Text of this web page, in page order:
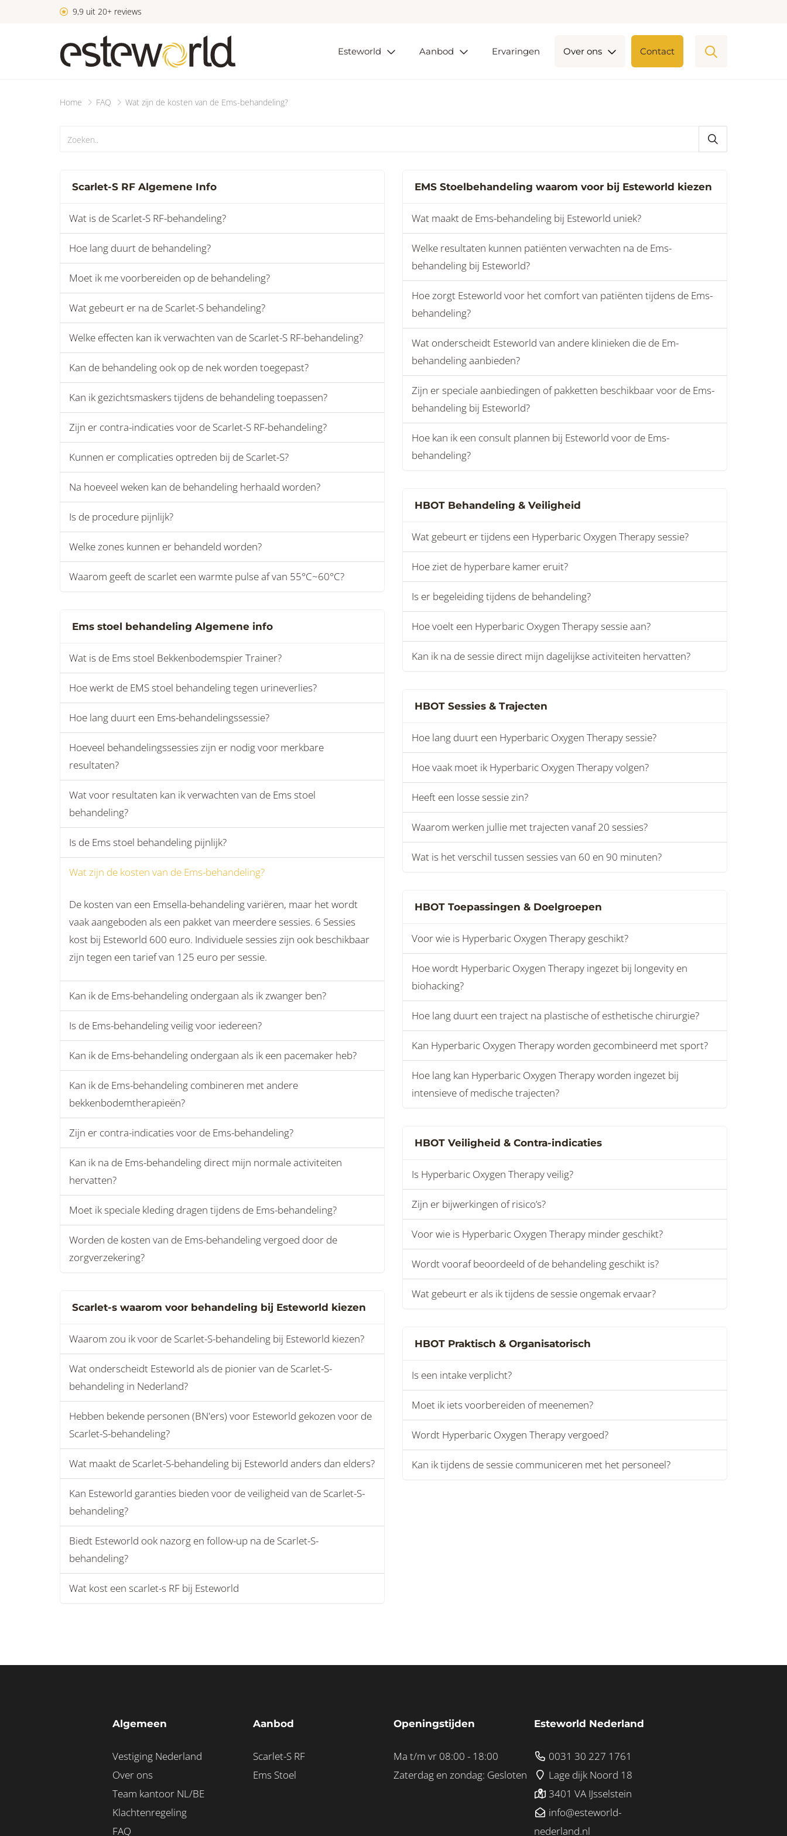
Home FAQ Wat zijn de kosten van de Ems-behandeling?
Scarlet-S RF Algemene Info
Wat is de Scarlet-S RF-behandeling?
Hoe lang duurt de behandeling?
Moet ik me voorbereiden op de behandeling?
Wat gebeurt er na de Scarlet-S behandeling?
Welke effecten kan ik verwachten van de Scarlet-S RF-behandeling?
Kan de behandeling ook op de nek worden toegepast?
Kan ik gezichtsmaskers tijdens de behandeling toepassen?
Zijn er contra-indicaties voor de Scarlet-S RF-behandeling?
Kunnen er complicaties optreden bij de Scarlet-S?
Na hoeveel weken kan de behandeling herhaald worden?
Is de procedure pijnlijk?
Welke zones kunnen er behandeld worden?
Waarom geeft de scarlet een warmte pulse af van 55°C~60°C?
Ems stoel behandeling Algemene info
Wat is de Ems stoel Bekkenbodemspier Trainer?
Hoe werkt de EMS stoel behandeling tegen urineverlies?
Hoe lang duurt een Ems-behandelingssessie?
Hoeveel behandelingssessies zijn er nodig voor merkbare
resultaten?
Wat voor resultaten kan ik verwachten van de Ems stoel
behandeling?
Is de Ems stoel behandeling pijnlijk?
Wat zijn de kosten van de Ems-behandeling?
De kosten van een Emsella-behandeling variëren, maar het wordt
vaak aangeboden als een pakket van meerdere sessies. 6 Sessies
kost bij Esteworld 600 euro. Individuele sessies zijn ook beschikbaar
zijn tegen een tarief van 125 euro per sessie.
Kan ik de Ems-behandeling ondergaan als ik zwanger ben?
Is de Ems-behandeling veilig voor iedereen?
Kan ik de Ems-behandeling ondergaan als ik een pacemaker heb?
Kan ik de Ems-behandeling combineren met andere
bekkenbodemtherapieën?
Zijn er contra-indicaties voor de Ems-behandeling?
Kan ik na de Ems-behandeling direct mijn normale activiteiten
hervatten?
Moet ik speciale kleding dragen tijdens de Ems-behandeling?
Worden de kosten van de Ems-behandeling vergoed door de
zorgverzekering?
Scarlet-s waarom voor behandeling bij Esteworld kiezen
Waarom zou ik voor de Scarlet-S-behandeling bij Esteworld kiezen?
Wat onderscheidt Esteworld als de pionier van de Scarlet-S-
behandeling in Nederland?
Hebben bekende personen (BN'ers) voor Esteworld gekozen voor de
Scarlet-S-behandeling?
Wat maakt de Scarlet-S-behandeling bij Esteworld anders dan elders?
Kan Esteworld garanties bieden voor de veiligheid van de Scarlet-S-
behandeling?
Biedt Esteworld ook nazorg en follow-up na de Scarlet-S-
behandeling?
Wat kost een scarlet-s RF bij Esteworld
EMS Stoelbehandeling waarom voor bij Esteworld kiezen
Wat maakt de Ems-behandeling bij Esteworld uniek?
Welke resultaten kunnen patiënten verwachten na de Ems-
behandeling bij Esteworld?
Hoe zorgt Esteworld voor het comfort van patiënten tijdens de Ems-
behandeling?
Wat onderscheidt Esteworld van andere klinieken die de Em-
behandeling aanbieden?
Zijn er speciale aanbiedingen of pakketten beschikbaar voor de Ems-
behandeling bij Esteworld?
Hoe kan ik een consult plannen bij Esteworld voor de Ems-
behandeling?
HBOT Behandeling & Veiligheid
Wat gebeurt er tijdens een Hyperbaric Oxygen Therapy sessie?
Hoe ziet de hyperbare kamer eruit?
Is er begeleiding tijdens de behandeling?
Hoe voelt een Hyperbaric Oxygen Therapy sessie aan?
Kan ik na de sessie direct mijn dagelijkse activiteiten hervatten?
HBOT Sessies & Trajecten
Hoe lang duurt een Hyperbaric Oxygen Therapy sessie?
Hoe vaak moet ik Hyperbaric Oxygen Therapy volgen?
Heeft een losse sessie zin?
Waarom werken jullie met trajecten vanaf 20 sessies?
Wat is het verschil tussen sessies van 60 en 90 minuten?
HBOT Toepassingen & Doelgroepen
Voor wie is Hyperbaric Oxygen Therapy geschikt?
Hoe wordt Hyperbaric Oxygen Therapy ingezet bij longevity en
biohacking?
Hoe lang duurt een traject na plastische of esthetische chirurgie?
Kan Hyperbaric Oxygen Therapy worden gecombineerd met sport?
Hoe lang kan Hyperbaric Oxygen Therapy worden ingezet bij
intensieve of medische trajecten?
HBOT Veiligheid & Contra-indicaties
Is Hyperbaric Oxygen Therapy veilig?
Zijn er bijwerkingen of risico’s?
Voor wie is Hyperbaric Oxygen Therapy minder geschikt?
Wordt vooraf beoordeeld of de behandeling geschikt is?
Wat gebeurt er als ik tijdens de sessie ongemak ervaar?
HBOT Praktisch & Organisatorisch
Is een intake verplicht?
Moet ik iets voorbereiden of meenemen?
Wordt Hyperbaric Oxygen Therapy vergoed?
Kan ik tijdens de sessie communiceren met het personeel?
9,9 uit 20+ reviews
Esteworld Aanbod Ervaringen Over ons Contact
Algemeen
Vestiging Nederland
Over ons
Team kantoor NL/BE
Klachtenregeling
FAQ
Aanbod
Scarlet-S RF
Ems Stoel
Openingstijden
Ma t/m vr 08:00 - 18:00
Zaterdag en zondag: Gesloten
Esteworld Nederland
0031 30 227 1761
Lage dijk Noord 18
3401 VA IJsselstein
info@esteworld-
nederland.nl